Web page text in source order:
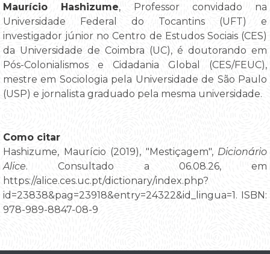
Maurício Hashizume, Professor convidado na
Universidade Federal do Tocantins (UFT) e
investigador júnior no Centro de Estudos Sociais (CES)
da Universidade de Coimbra (UC), é doutorando em
Pós-Colonialismos e Cidadania Global (CES/FEUC),
mestre em Sociologia pela Universidade de São Paulo
(USP) e jornalista graduado pela mesma universidade.
Como citar
Hashizume, Maurício (2019), "Mestiçagem", Dicionário
Alice. Consultado a 06.08.26, em
https://alice.ces.uc.pt/dictionary/index.php?
id=23838&pag=23918&entry=24322&id_lingua=1. ISBN:
978-989-8847-08-9